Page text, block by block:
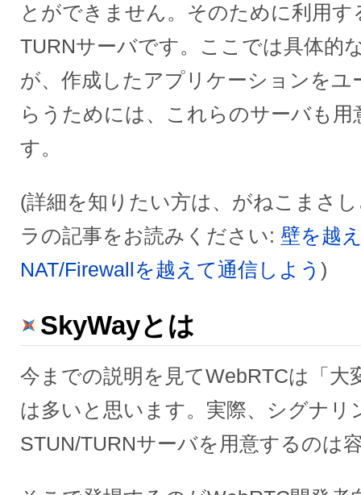
とができません。そのために利用す
TURNサーバです。ここでは具体的
が、作成したアプリケーションをユ
らうためには、これらのサーバも
す。
(詳細を知りたい方は、がねこまさ
ラの記事をお読みください: 壁を越
NAT/Firewallを越えて通信しよう )
SkyWayとは
今までの説明を見てWebRTCは「大
は多いと思います。実際、シグナリ
STUN/TURNサーバを用意するのは